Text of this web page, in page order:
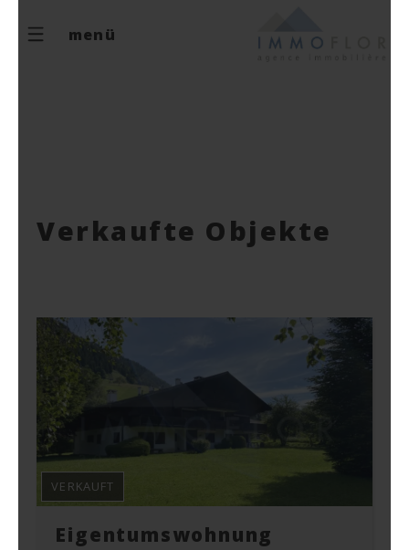
menü
Verkaufte Objekte
Eigentumswohnung
VERKAUFT